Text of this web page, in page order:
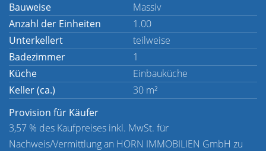
Bauweise
Massiv
Anzahl der Einheiten
1.00
Unterkellert
teilweise
Badezimmer
1
Küche
Einbauküche
Keller (ca.)
30 m²
Provision für Käufer
3,57 % des Kaufpreises inkl. MwSt. für
Nachweis/Vermittlung an HORN IMMOBILIEN GmbH zu